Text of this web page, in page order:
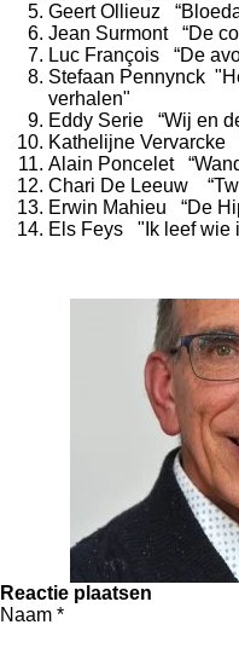
Geert Ollieuz
Jean Surmont “De
Luc François “De
Stefaan Pennynck
verhalen"
Eddy Serie “Wij en
Kathelijne Vervarcke
Alain Poncelet
Chari De Leeuw
Erwin Mahieu “De
Els Feys "Ik leef wie
Reactie plaatsen
Naam *